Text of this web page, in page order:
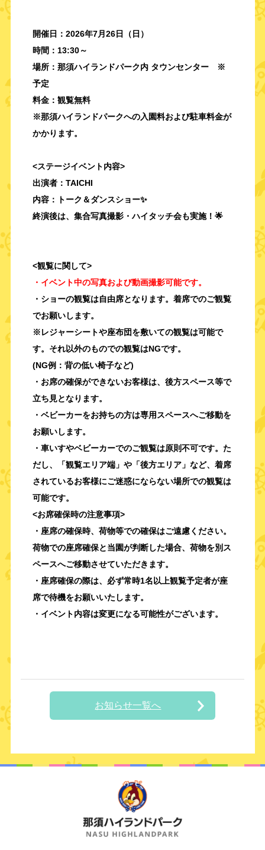
開催日：2026年7月26日（日）
時間：13:30～
場所：那須ハイランドパーク内 タウンセンター ※
予定
料金：観覧無料
※那須ハイランドパークへの入園料および駐車料金が
かかります。
<ステージイベント内容>
出演者：TAICHI
内容：トーク＆ダンスショー✨
終演後は、集合写真撮影・ハイタッチ会も実施！🌟
<観覧に関して>
・イベント中の写真および動画撮影可能です。
・ショーの観覧は自由席となります。着席でのご観覧
でお願いします。
※レジャーシートや座布団を敷いての観覧は可能で
す。それ以外のものでの観覧はNGです。
(NG例：背の低い椅子など)
・お席の確保ができないお客様は、 後方スペース等で
立ち見となります。
・ ベビーカーをお持ちの方は専用スペースへご移動を
お願いします。
・車いすやベビーカーでのご観覧は原則不可です。た
だし、「観覧エリア端」や「後方エリア」 など、着席
されているお客様にご迷惑にならない場所での観覧は
可能です。
<お席確保時の注意事項>
・座席の確保時、荷物等での確保はご遠慮ください。
荷物での座席確保と当園が判断した場合、荷物を別ス
ペースへご移動させていただきます。
・座席確保の際は、必ず常時1名以上観覧予定者が座
席で待機をお願いいたします。
・イベント内容は変更になる可能性がございます。
お知らせ一覧へ